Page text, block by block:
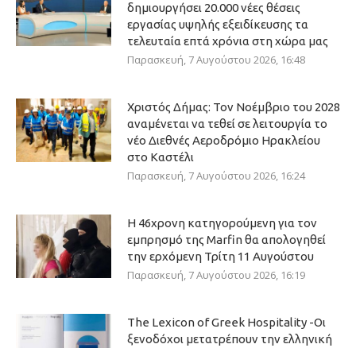
δημιουργήσει 20.000 νέες θέσεις
εργασίας υψηλής εξειδίκευσης τα
τελευταία επτά χρόνια στη χώρα μας
Παρασκευή, 7 Αυγούστου 2026, 16:48
Χριστός Δήμας: Τον Νοέμβριο του 2028
αναμένεται να τεθεί σε λειτουργία το
νέο Διεθνές Αεροδρόμιο Ηρακλείου
στο Καστέλι
Παρασκευή, 7 Αυγούστου 2026, 16:24
Η 46χρονη κατηγορούμενη για τον
εμπρησμό της Marfin θα απολογηθεί
την ερχόμενη Τρίτη 11 Αυγούστου
Παρασκευή, 7 Αυγούστου 2026, 16:19
The Lexicon of Greek Hospitality -Οι
ξενοδόχοι μετατρέπουν την ελληνική